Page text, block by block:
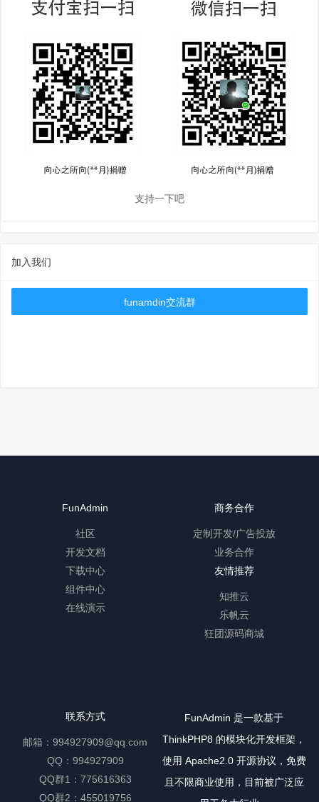
支持一下吧
加入我们
funamdin交流群
FunAdmin
社区
开发文档
下载中心
组件中心
在线演示
商务合作
定制开发/广告投放
业务合作
友情推荐
知推云
乐帆云
狂团源码商城
联系方式
邮箱：994927909@qq.com
QQ：994927909
QQ群1：775616363
QQ群2：455019756
FunAdmin 是一款基于
ThinkPHP8 的模块化开发框架，
使用 Apache2.0 开源协议，免费
且不限商业使用，目前被广泛应